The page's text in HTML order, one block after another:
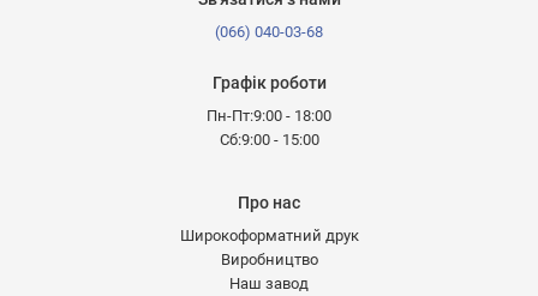
(066) 040-03-68
Графік роботи
Пн-Пт:9:00 - 18:00
Сб:9:00 - 15:00
Про нас
Широкоформатний друк
Виробництво
Наш завод